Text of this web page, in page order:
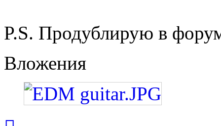
P.S. Продублирую в
Вложения